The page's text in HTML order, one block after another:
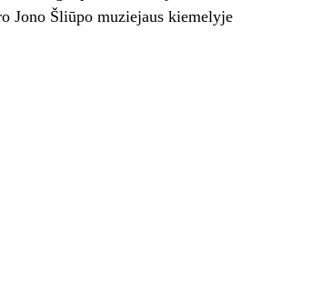
Jono Šliūpo muziejaus kiemelyje